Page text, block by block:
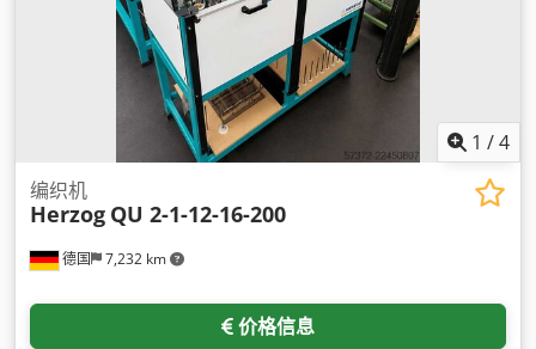
1 /4
德国 7,232 km
编织机
Herzog QU 2-1-12-16-200
价格信息